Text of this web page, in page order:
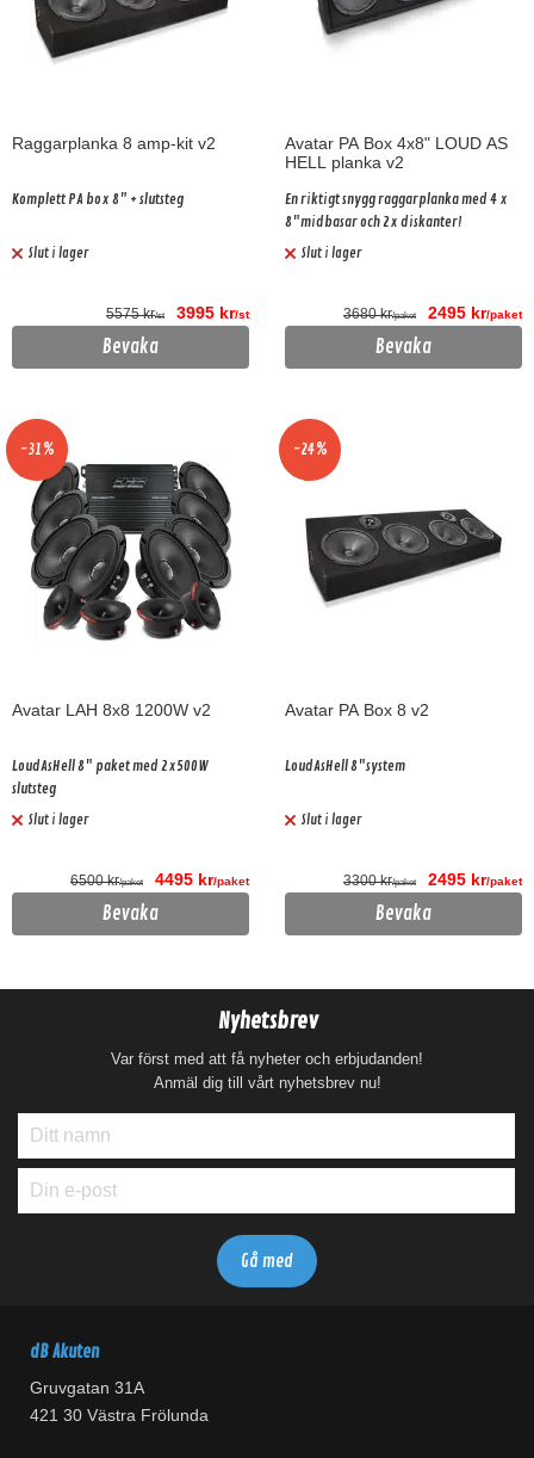
Raggarplanka 8 amp-kit v2
Komplett PA box 8" + slutsteg
Slut i lager
5575 kr/st 3995 kr/st
Bevaka
Avatar PA Box 4x8" LOUD AS
HELL planka v2
En riktigt snygg raggarplanka med 4 x
8"midbasar och 2x diskanter!
Slut i lager
3680 kr/paket 2495 kr/paket
Bevaka
-31%
Avatar LAH 8x8 1200W v2
LoudAsHell 8" paket med 2x500W
slutsteg
Slut i lager
6500 kr/paket 4495 kr/paket
Bevaka
-24%
Avatar PA Box 8 v2
LoudAsHell 8"system
Slut i lager
3300 kr/paket 2495 kr/paket
Bevaka
Nyhetsbrev
Var först med att få nyheter och erbjudanden!
Anmäl dig till vårt nyhetsbrev nu!
dB Akuten
Gruvgatan 31A
421 30 Västra Frölunda